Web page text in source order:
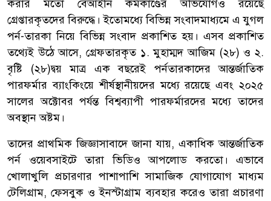
করার মতো বেআইনি কর্মকাণ্ডের অভিযোগও রয়েছে
গ্রেপ্তারকৃতদের বিরুদ্ধে। ইতোমধ্যে বিভিন্ন সংবাদমাধ্যমে এ যুগল
পর্ন-তারকা নিয়ে বিভিন্ন সংবাদ প্রকাশিত হয়। এসব প্রকাশিত
তথ্যেই উঠে আসে, গ্রেফতারকৃত ১. মুহাম্মদ আজিম (২৮) ও ২.
বৃষ্টি (২৮)দ্বয় মাত্র এক বছরেই পর্নতারকাদের আন্তর্জাতিক
পারফর্মার ব‍্যাংকিংয়ে শীর্ষস্থানীয়দের মধ্যে রয়েছে এবং ২০২৫
সালের অক্টোবর পর্যন্ত বিশ্বব্যাপী পারফর্মারদের মধ্যে তাদের
অবস্থান অষ্টম।
তাদের প্রাথমিক জিজ্ঞাসাবাদে জানা যায়, একাধিক আন্তর্জাতিক
পর্ন ওয়েবসাইটে তারা ভিডিও আপলোড করতো। এভাবে
খোলাখুলি প্রচারণার পাশাপাশি সামাজিক যোগাযোগ মাধ্যম
টেলিগ্রাম, ফেসবুক ও ইনস্টাগ্রাম ব্যবহার করেও তারা প্রচারণা